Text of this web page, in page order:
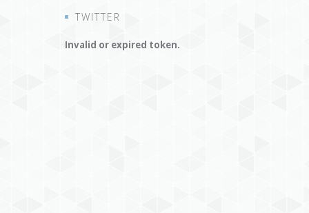
TWITTER
Invalid or expired token.